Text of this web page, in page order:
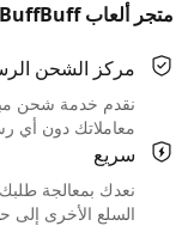
متجر ألعاب BuffBuff: منصة شحن ألعاب مضمونة رسميًا
مركز الشحن
نقدم خدمة شحن
معاملاتك دون أي
سريع
نعدك بمعالجة
السلع الأخرى